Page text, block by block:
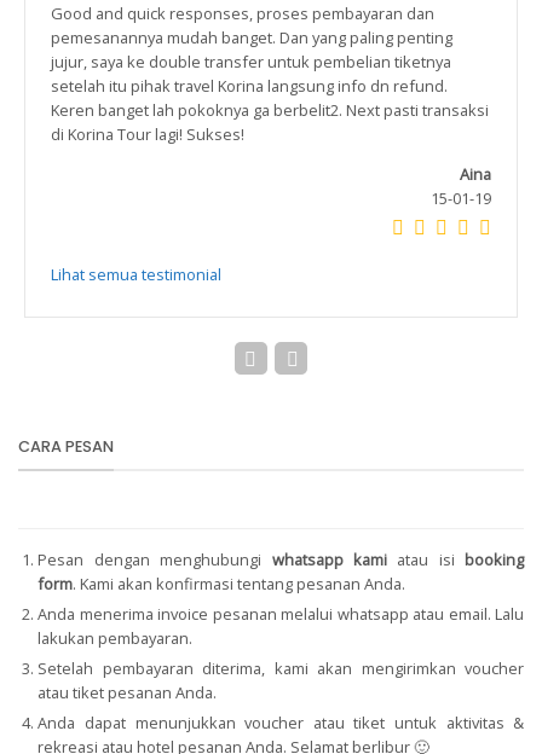
Good and quick responses, proses pembayaran dan
pemesanannya mudah banget. Dan yang paling penting
jujur, saya ke double transfer untuk pembelian tiketnya
setelah itu pihak travel Korina langsung info dn refund.
Keren banget lah pokoknya ga berbelit2. Next pasti transaksi
di Korina Tour lagi! Sukses!
Aina
15-01-19
Lihat semua testimonial
CARA PESAN
Pesan dengan menghubungi whatsapp kami atau isi booking
form. Kami akan konfirmasi tentang pesanan Anda.
Anda menerima invoice pesanan melalui whatsapp atau email. Lalu
lakukan pembayaran.
Setelah pembayaran diterima, kami akan mengirimkan voucher
atau tiket pesanan Anda.
Anda dapat menunjukkan voucher atau tiket untuk aktivitas &
rekreasi atau hotel pesanan Anda. Selamat berlibur 🙂